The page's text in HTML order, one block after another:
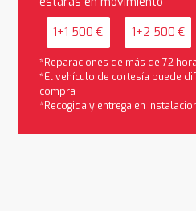
1+1 500 € 1+2 500 €
*Reparaciones de más de 72
*El vehículo de cortesía puede
compra
*Recogida y entrega en